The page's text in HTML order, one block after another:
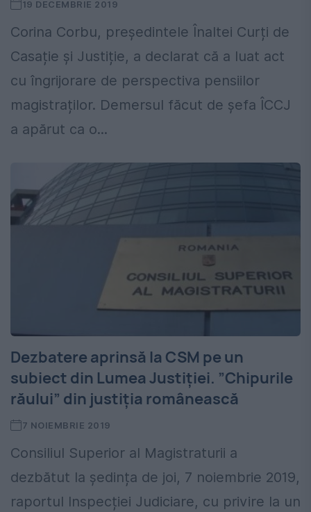
19 DECEMBRIE 2019
Corina Corbu, președintele Înaltei Curți de
Casație și Justiție, a declarat că a luat act
cu îngrijorare de perspectiva pensiilor
magistraților. Demersul făcut de șefa ÎCCJ
a apărut ca o...
Dezbatere aprinsă la CSM pe un
subiect din Lumea Justiției. ”Chipurile
răului” din justiția românească
7 NOIEMBRIE 2019
Consiliul Superior al Magistraturii a
dezbătut la ședința de joi, 7 noiembrie 2019,
raportul Inspecției Judiciare, cu privire la un